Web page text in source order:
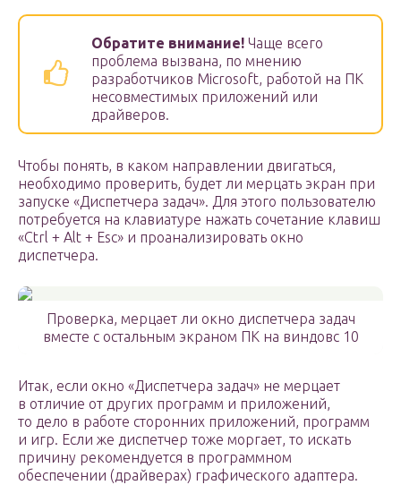
Обратите внимание! Чаще всего
проблема вызвана, по мнению
разработчиков Microsoft, работой на ПК
несовместимых приложений или
драйверов.
Чтобы понять, в каком направлении двигаться,
необходимо проверить, будет ли мерцать экран при
запуске «Диспетчера задач». Для этого пользователю
потребуется на клавиатуре нажать сочетание клавиш
«Ctrl + Alt + Esc» и проанализировать окно
диспетчера.
Проверка, мерцает ли окно диспетчера задач
вместе с остальным экраном ПК на виндовс 10
Итак, если окно «Диспетчера задач» не мерцает
в отличие от других программ и приложений,
то дело в работе сторонних приложений, программ
и игр. Если же диспетчер тоже моргает, то искать
причину рекомендуется в программном
обеспечении (драйверах) графического адаптера.